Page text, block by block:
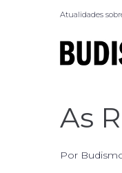
Atualidades
As
Por